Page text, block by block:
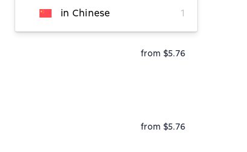
in Chinese
1
from $5.76
from $5.76